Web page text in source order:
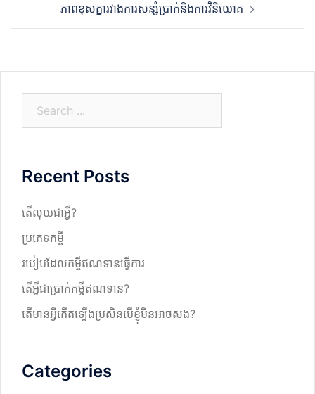
ភាពខុសគ្នារវាងការសន្សំប្រាក់និងការវិនិយោគ
c
Recent Posts
តើលុយជាអ្វី?
ប្រភេទកម្ចី
របៀបដែលកម្ចីឥណទានធ្វើការ
តើអ្វីជាប្រាក់កម្ចីឥណទាន?
តើមានអ្វីកើតឡើងប្រសិនបើខ្ញុំមិនអាចសង?
Categories